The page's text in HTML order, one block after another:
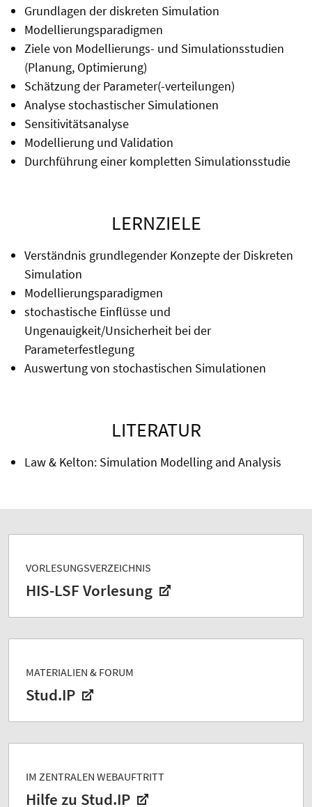
Grundlagen der diskreten Simulation
Modellierungsparadigmen
Ziele von Modellierungs- und Simulationsstudien
(Planung, Optimierung)
Schätzung der Parameter(-verteilungen)
Analyse stochastischer Simulationen
Sensitivitätsanalyse
Modellierung und Validation
Durchführung einer kompletten Simulationsstudie
LERNZIELE
Verständnis grundlegender Konzepte der Diskreten
Simulation
Modellierungsparadigmen
stochastische Einflüsse und
Ungenauigkeit/Unsicherheit bei der
Parameterfestlegung
Auswertung von stochastischen Simulationen
LITERATUR
Law & Kelton: Simulation Modelling and Analysis
VORLESUNGSVERZEICHNIS
HIS-LSF Vorlesung
MATERIALIEN & FORUM
Stud.IP
IM ZENTRALEN WEBAUFTRITT
Hilfe zu Stud.IP